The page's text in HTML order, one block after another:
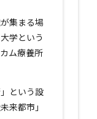
集まる場
学という
ム療養所
という設
来都市」